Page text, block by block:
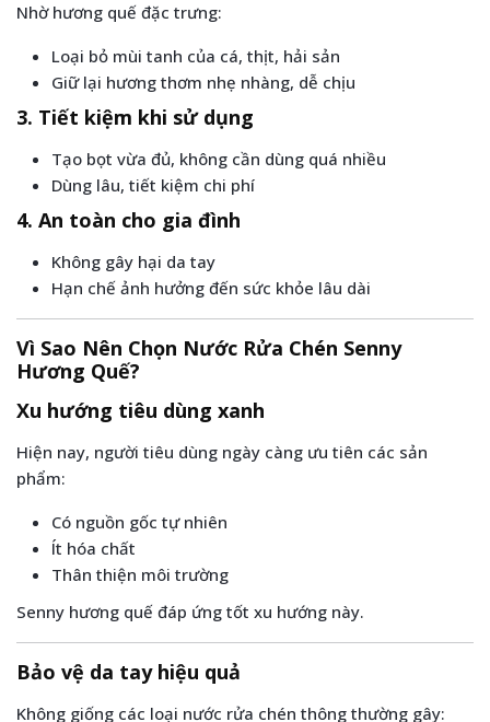
Nhờ hương quế đặc trưng:
Loại bỏ mùi tanh của cá, thịt, hải sản
Giữ lại hương thơm nhẹ nhàng, dễ chịu
3. Tiết kiệm khi sử dụng
Tạo bọt vừa đủ, không cần dùng quá nhiều
Dùng lâu, tiết kiệm chi phí
4. An toàn cho gia đình
Không gây hại da tay
Hạn chế ảnh hưởng đến sức khỏe lâu dài
Vì Sao Nên Chọn Nước Rửa Chén Senny
Hương Quế?
Xu hướng tiêu dùng xanh
Hiện nay, người tiêu dùng ngày càng ưu tiên các sản
phẩm:
Có nguồn gốc tự nhiên
Ít hóa chất
Thân thiện môi trường
Senny hương quế đáp ứng tốt xu hướng này.
Bảo vệ da tay hiệu quả
Không giống các loại nước rửa chén thông thường gây: